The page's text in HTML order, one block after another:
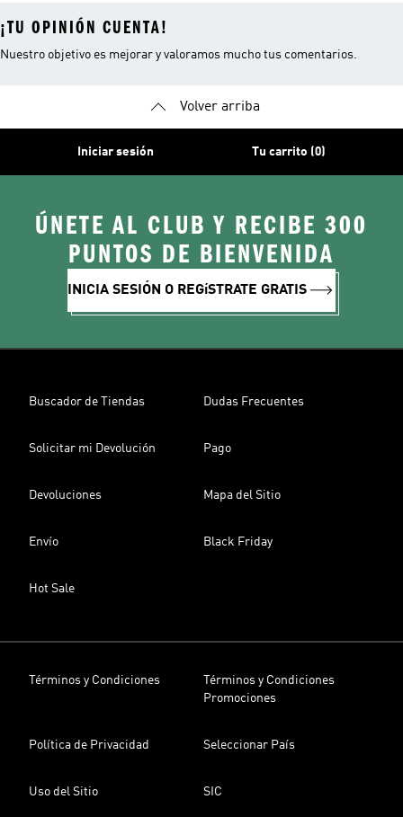
¡TU OPINIÓN CUENTA!
Nuestro objetivo es mejorar y valoramos mucho tus comentarios.
Volver arriba
Iniciar sesión Tu carrito (0)
ÚNETE AL CLUB Y RECIBE 300
PUNTOS DE BIENVENIDA
INICIA SESIÓN O REGíSTRATE GRATIS
Buscador de Tiendas Dudas Frecuentes
Solicitar mi Devolución Pago
Devoluciones Mapa del Sitio
Envío Black Friday
Hot Sale
Términos y Condiciones
Términos y Condiciones
Promociones
Política de Privacidad Seleccionar País
Uso del Sitio SIC